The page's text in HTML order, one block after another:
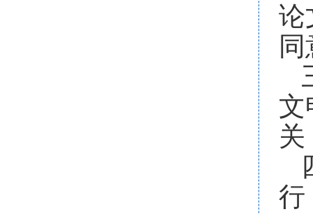
论
行